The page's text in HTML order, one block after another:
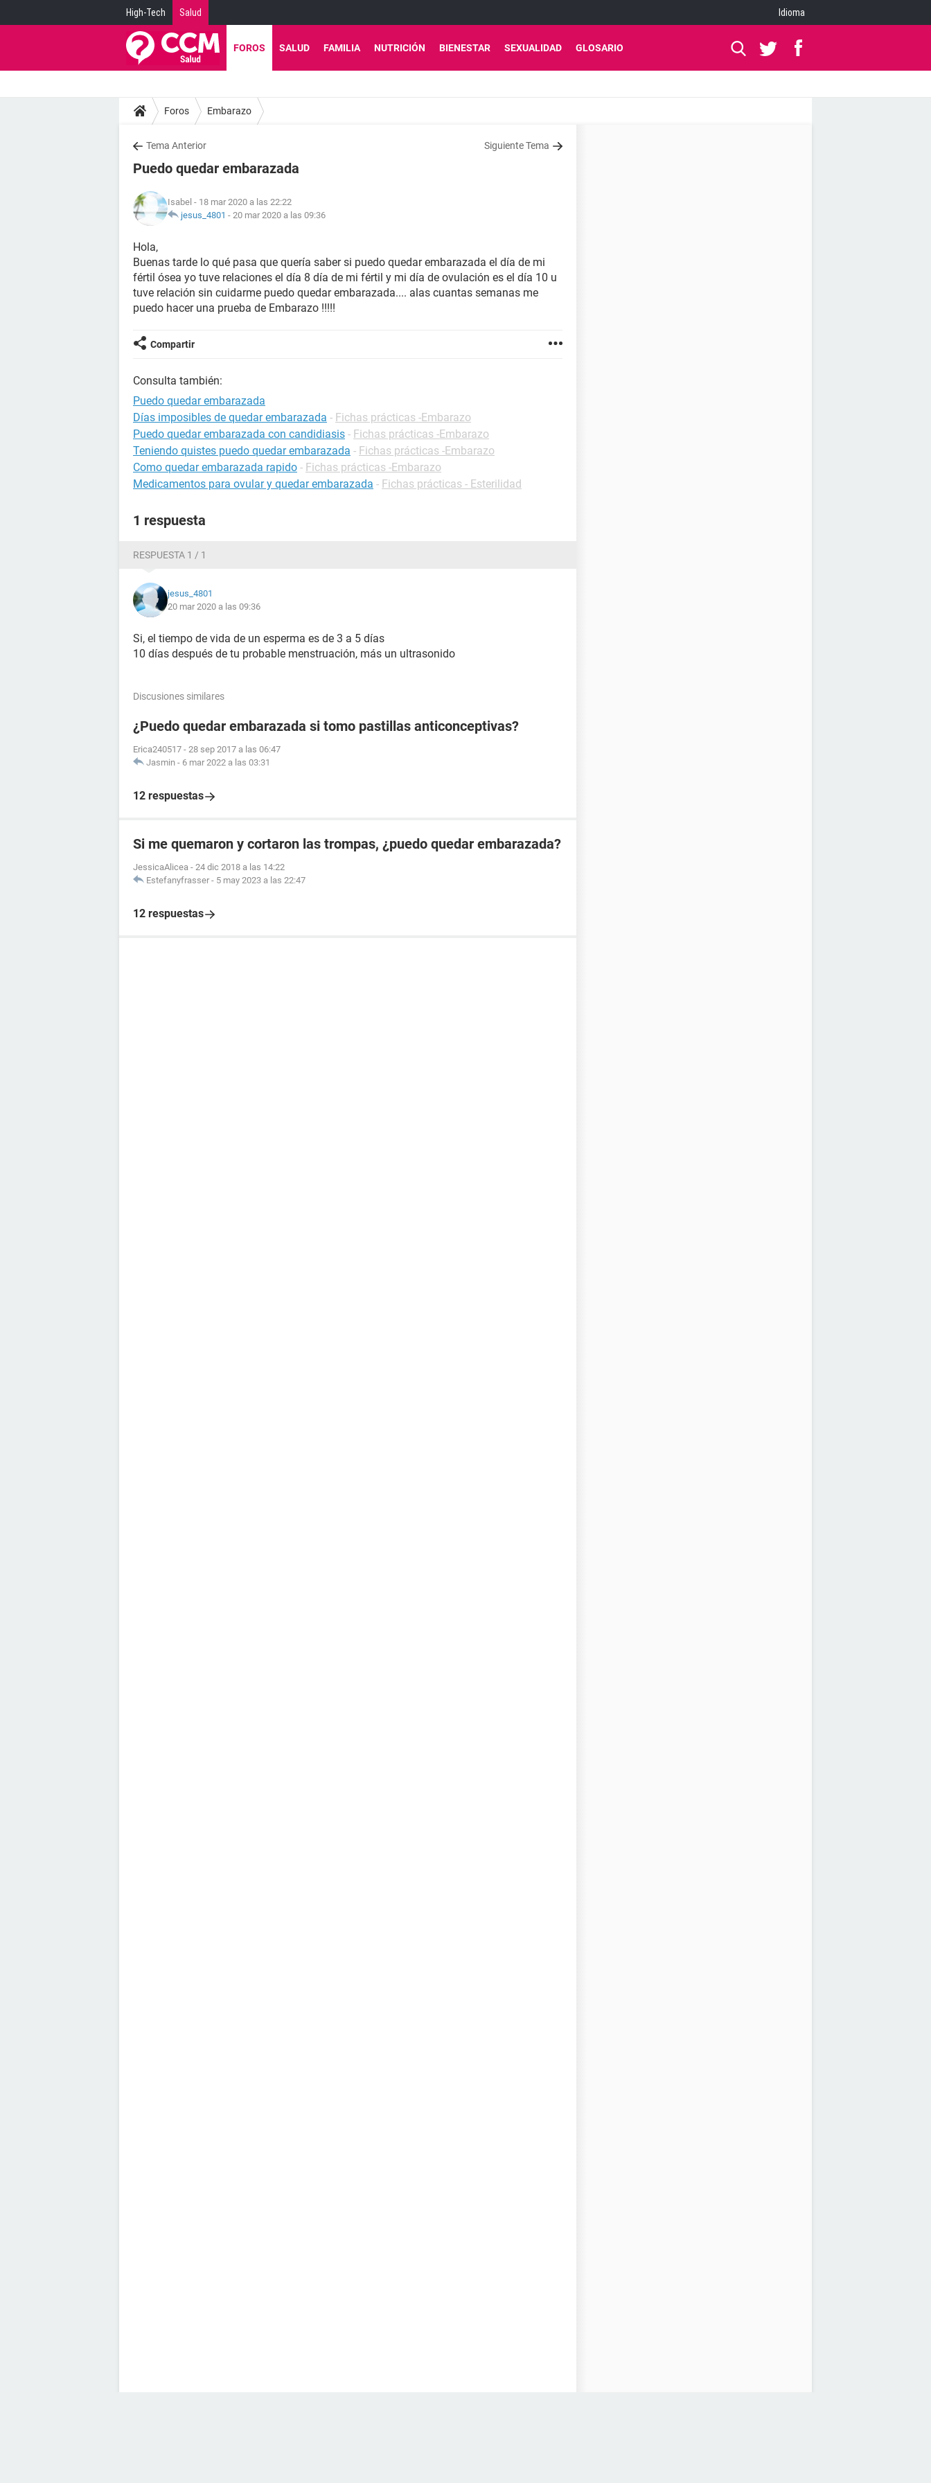
High-Tech Salud Idioma
FOROS SALUD FAMILIA NUTRICIÓN BIENESTAR SEXUALIDAD GLOSARIO
Foros Embarazo
Tema Anterior Siguiente Tema
Puedo quedar embarazada
Isabel - 18 mar 2020 a las 22:22
jesus_4801 - 20 mar 2020 a las 09:36
Hola,
Buenas tarde lo qué pasa que quería saber si puedo quedar embarazada el día de mi
fértil ósea yo tuve relaciones el día 8 día de mi fértil y mi día de ovulación es el día 10 u
tuve relación sin cuidarme puedo quedar embarazada.... alas cuantas semanas me
puedo hacer una prueba de Embarazo !!!!!
Compartir
Consulta también:
Puedo quedar embarazada
Días imposibles de quedar embarazada - Fichas prácticas -Embarazo
Puedo quedar embarazada con candidiasis - Fichas prácticas -Embarazo
Teniendo quistes puedo quedar embarazada - Fichas prácticas -Embarazo
Como quedar embarazada rapido - Fichas prácticas -Embarazo
Medicamentos para ovular y quedar embarazada - Fichas prácticas - Esterilidad
1 respuesta
RESPUESTA 1 / 1
jesus_4801
20 mar 2020 a las 09:36
Si, el tiempo de vida de un esperma es de 3 a 5 días
10 días después de tu probable menstruación, más un ultrasonido
Discusiones similares
¿Puedo quedar embarazada si tomo pastillas anticonceptivas?
Erica240517 - 28 sep 2017 a las 06:47
Jasmin - 6 mar 2022 a las 03:31
12 respuestas
Si me quemaron y cortaron las trompas, ¿puedo quedar embarazada?
JessicaAlicea - 24 dic 2018 a las 14:22
Estefanyfrasser - 5 may 2023 a las 22:47
12 respuestas